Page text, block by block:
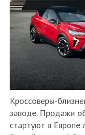
Кроссоверы-
заводе. Продажи
стартуют в Европе